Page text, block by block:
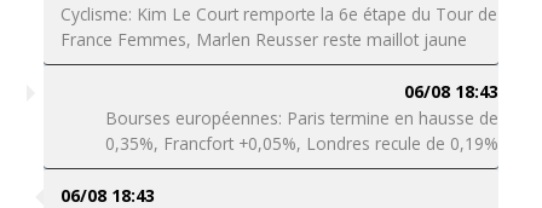
Cyclisme: Kim Le Court remporte la 6e étape du Tour de
France Femmes, Marlen Reusser reste maillot jaune
06/08 18:43
Bourses européennes: Paris termine en hausse de
0,35%, Francfort +0,05%, Londres recule de 0,19%
06/08 18:43